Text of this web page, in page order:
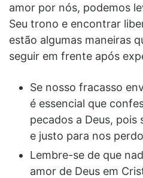
amor por nós, podemos
Seu trono e encontrar
estão algumas maneiras
seguir em frente após
Se nosso fracasso
é essencial que
pecados a Deus, pois
e justo para nos
Lembre-se de que
amor de Deus em